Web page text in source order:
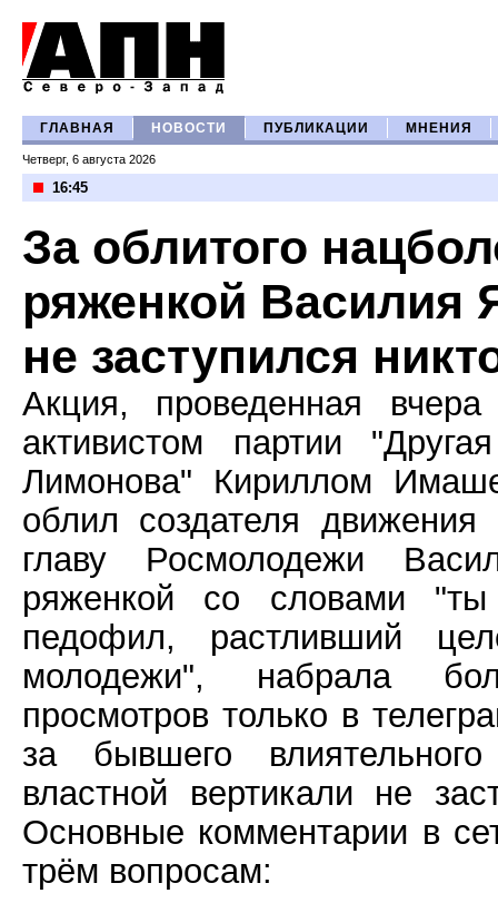
ГЛАВНАЯ НОВОСТИ ПУБЛИКАЦИИ МНЕНИЯ
Четверг, 6 августа 2026
16:45
За облитого
ряженкой Василия
не заступился
Акция, проведенная
активистом партии
Лимонова" Кириллом
облил создателя
главу Росмолодежи
ряженкой со словами "ты
педофил, растливший
молодежи", набрала
просмотров только в
за бывшего
властной вертикали не
Основные комментарии в
трём вопросам: